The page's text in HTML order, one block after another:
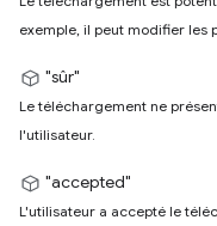
exemple, il peut modifier les
"sûr"
Le téléchargement ne
l'utilisateur.
"accepted"
L'utilisateur a accepté le